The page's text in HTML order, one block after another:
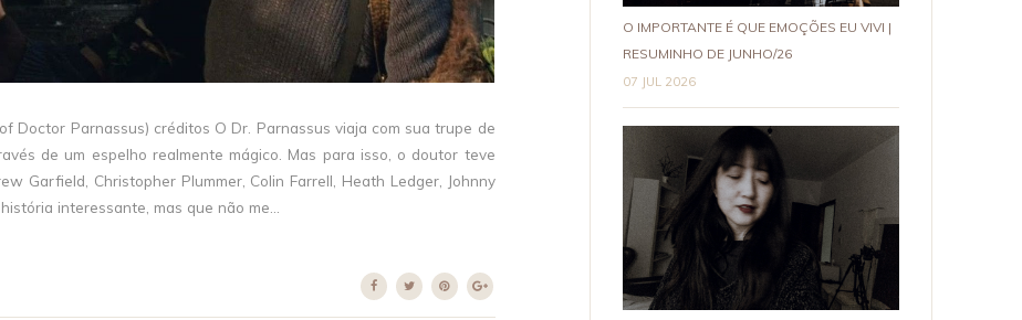
Doctor Parnassus) créditos O Dr. Parnassus viaja com sua trupe de
de um espelho realmente mágico. Mas para isso, o doutor teve
Garfield, Christopher Plummer, Colin Farrell, Heath Ledger, Johnny
interessante, mas que não me...
O IMPORTANTE É QUE EMOÇÕES EU VIVI |
RESUMINHO DE JUNHO/26
07 JUL 2026